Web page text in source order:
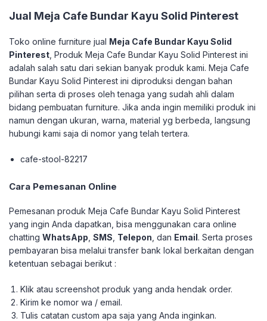
Jual Meja Cafe Bundar Kayu Solid Pinterest
Toko online furniture jual Meja Cafe Bundar Kayu Solid
Pinterest , Produk Meja Cafe Bundar Kayu Solid Pinterest ini
adalah salah satu dari sekian banyak produk kami. Meja Cafe
Bundar Kayu Solid Pinterest ini diproduksi dengan bahan
pilihan serta di proses oleh tenaga yang sudah ahli dalam
bidang pembuatan furniture. Jika anda ingin memiliki produk ini
namun dengan ukuran, warna, material yg berbeda, langsung
hubungi kami saja di nomor yang telah tertera.
cafe-stool-82217
Cara Pemesanan Online
Pemesanan produk Meja Cafe Bundar Kayu Solid Pinterest
yang ingin Anda dapatkan, bisa menggunakan cara online
chatting WhatsApp SMS Telepon , dan Email. Serta proses
pembayaran bisa melalui transfer bank lokal berkaitan dengan
ketentuan sebagai berikut :
Klik atau screenshot produk yang anda hendak order.
Kirim ke nomor wa / email.
Tulis catatan custom apa saja yang Anda inginkan.